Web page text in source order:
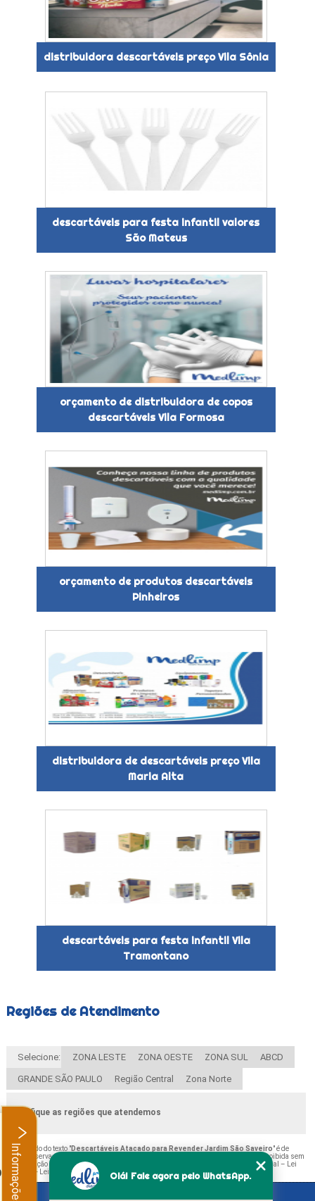
distribuidora descartáveis preço Vila Sônia
descartáveis para festa infantil valores
São Mateus
orçamento de distribuidora de copos
descartáveis Vila Formosa
orçamento de produtos descartáveis
Pinheiros
distribuidora de descartáveis preço Vila
Maria Alta
descartáveis para festa infantil Vila
Tramontano
Regiões de Atendimento
Selecione: ZONA LESTE ZONA OESTE ZONA SUL ABCD
GRANDE SÃO PAULO Região Central Zona Norte
Verifique as regiões que atendemos
O conteúdo do texto "Descartáveis Atacado para Revender Jardim São Saveiro" é de
direito reservado. Sua reprodução, parcial ou total, mesmo citando nossos links, é proibida sem
a autorização do autor. Crime de violação de direito autoral – artigo 184 do Código Penal – Lei
9610/98 - Lei de direitos autorais.
Olá! Fale agora pelo WhatsApp.
Informações